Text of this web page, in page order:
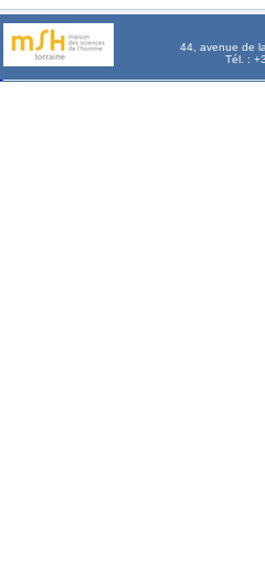
44, avenue de
Tél. :